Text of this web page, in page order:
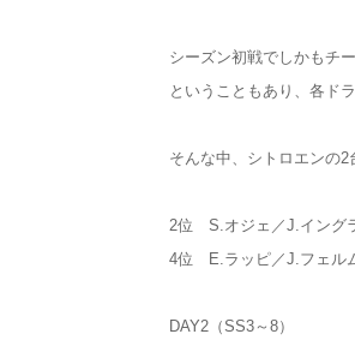
シーズン初戦でしかもチ
ということもあり、各ド
そんな中、シトロエンの2
2位 S.オジェ／J.イング
4位 E.ラッピ／J.フェル
DAY2（SS3～8）